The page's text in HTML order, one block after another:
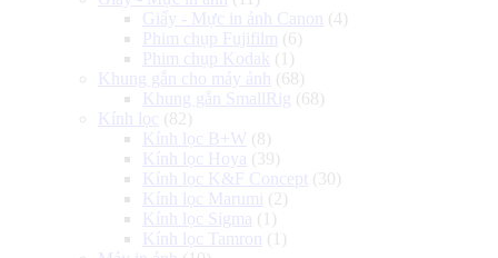
Giấy - Mực in ảnh Canon
(4)
Phim chụp Fujifilm (6)
Phim chụp Kodak (1)
Khung gắn cho máy ảnh
(68)
Khung gắn SmallRig (68)
Kính lọc (82)
Kính lọc B+W (8)
Kính lọc Hoya (39)
Kính lọc K&F Concept (30)
Kính lọc Marumi (2)
Kính lọc Sigma (1)
Kính lọc Tamron
(1)